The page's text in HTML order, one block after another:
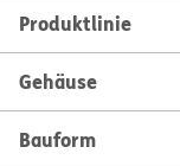
Produktlinie
Gehäuse
Bauform